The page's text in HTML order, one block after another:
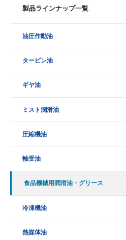
製品ラインナップ一覧
油圧作動油
タービン油
ギヤ油
ミスト潤滑油
圧縮機油
軸受油
食品機械用潤滑油・グリース
冷凍機油
熱媒体油